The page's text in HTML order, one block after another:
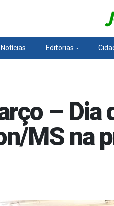
Editorias
–
MS na